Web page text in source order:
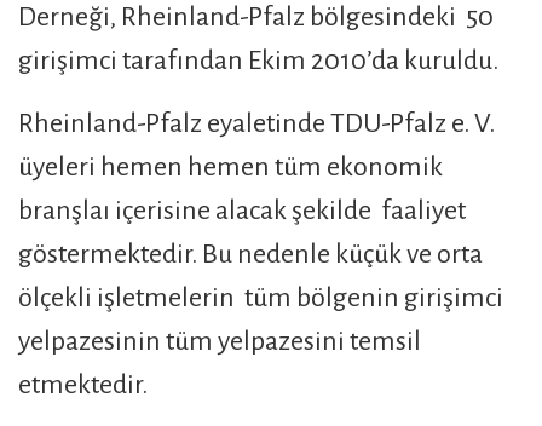
Derneği, Rheinland-Pfalz bölgesindeki 50
girişimci tarafından Ekim 2010’da kuruldu.
Rheinland-Pfalz eyaletinde TDU-Pfalz e. V.
üyeleri hemen hemen tüm ekonomik
branşlaı içerisine alacak şekilde faaliyet
göstermektedir. Bu nedenle küçük ve orta
ölçekli işletmelerin tüm bölgenin girişimci
yelpazesinin tüm yelpazesini temsil
etmektedir.